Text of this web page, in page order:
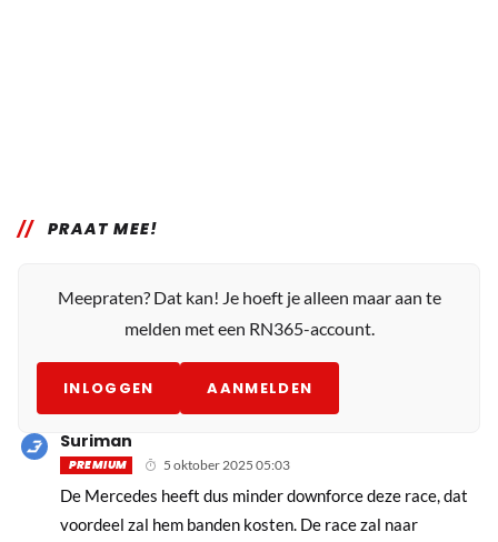
PRAAT MEE!
Meepraten? Dat kan! Je hoeft je alleen maar aan te
melden met een RN365-account.
INLOGGEN AANMELDEN
Suriman
PREMIUM 5 oktober 2025 05:03
De Mercedes heeft dus minder downforce deze race, dat
voordeel zal hem banden kosten. De race zal naar